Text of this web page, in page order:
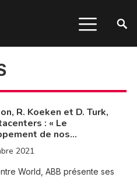
R. Koeken et D. Turk,
: « Le
de nos…
2021
World, ABB présente ses